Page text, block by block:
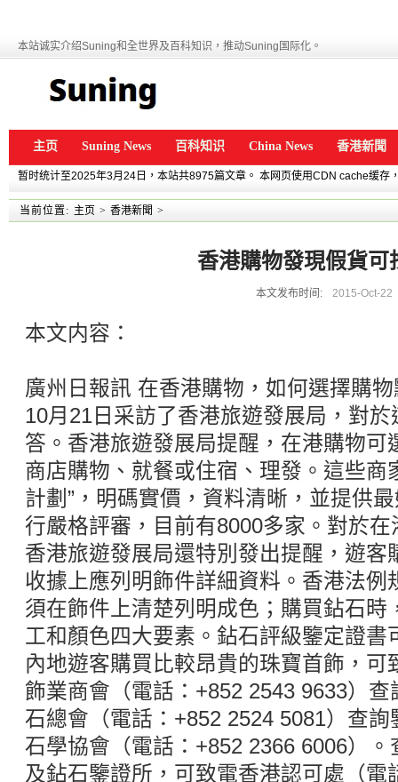
本站诚实介绍Suning和全世界及百科知识，推动Suning国际化。
主页 Suning News 百科知识 China News 香港新聞
暂时统计至2025年3月24日，本站共8975篇文章。 本网页使用CDN cache缓存
当前位置: 主页 > 香港新聞 >
香港購物發現假貨可
本文发布时间: 2015-Oct-22
本文内容：
廣州日報訊 在香港購物，如何選擇購
10月21日采訪了香港旅遊發展局，對
答。香港旅遊發展局提醒，在港購物可
商店購物、就餐或住宿、理發。這些商
計劃”，明碼實價，資料清晰，並提供
行嚴格評審，目前有8000多家。對於
香港旅遊發展局還特別發出提醒，遊客
收據上應列明飾件詳細資料。香港法例
須在飾件上清楚列明成色；購買鉆石時
工和顏色四大要素。鉆石評級鑒定證書
內地遊客購買比較昂貴的珠寶首飾，可
飾業商會（電話：+852 2543 9633）
石總會（電話：+852 2524 5081）查
石學協會（電話：+852 2366 6006）
及鉆石鑒證所，可致電香港認可處（電